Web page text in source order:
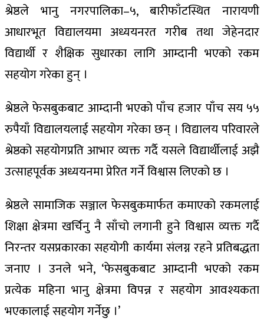
श्रेष्ठले भानु नगरपालिका–५, बारीफाँटस्थित नारायणी
आधारभूत विद्यालयमा अध्ययनरत गरीब तथा जेहेनदार
विद्यार्थी र शैक्षिक सुधारका लागि आम्दानी भएको रकम
सहयोग गरेका हुन् ।
श्रेष्ठले फेसबुकबाट आम्दानी भएको पाँच हजार पाँच सय ५५
रुपैयाँ विद्यालयलाई सहयोग गरेका छन् । विद्यालय परिवारले
श्रेष्ठको सहयोगप्रति आभार व्यक्त गर्दै यसले विद्यार्थीलाई अझै
उत्साहपूर्वक अध्ययनमा प्रेरित गर्ने विश्वास लिएको छ ।
श्रेष्ठले सामाजिक सञ्जाल फेसबुकमार्फत कमाएको रकमलाई
शिक्षा क्षेत्रमा खर्चिनु नै साँचो लगानी हुने विश्वास व्यक्त गर्दै
निरन्तर यसप्रकारका सहयोगी कार्यमा संलग्न रहने प्रतिबद्धता
जनाए । उनले भने, ‘फेसबुकबाट आम्दानी भएको रकम
प्रत्येक महिना भानु क्षेत्रमा विपन्न र सहयोग आवश्यकता
भएकालाई सहयोग गर्नेछु ।’